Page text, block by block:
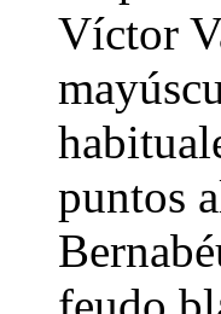
Víctor
puntos